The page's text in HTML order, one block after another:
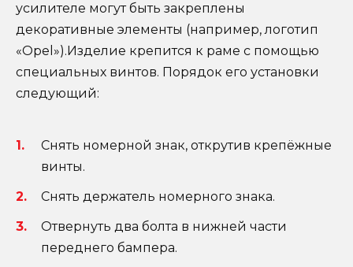
усилителе могут быть закреплены
декоративные элементы (например, логотип
«Opel»).Изделие крепится к раме с помощью
специальных винтов. Порядок его установки
следующий:
Снять номерной знак, открутив крепёжные
винты.
Снять держатель номерного знака.
Отвернуть два болта в нижней части
переднего бампера.